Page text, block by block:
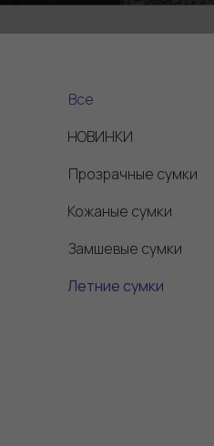
Замшевые сумки
Прозрачные сумки
Кожаные сумки
Летние сумки
НОВИНКИ
Все